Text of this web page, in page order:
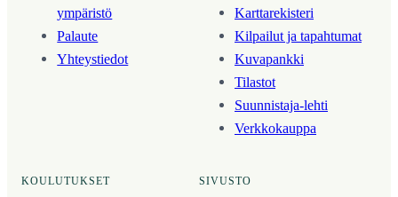
ympäristö
Palaute
Yhteystiedot
Karttarekisteri
Kilpailut ja tapahtumat
Kuvapankki
Tilastot
Suunnistaja-lehti
Verkkokauppa
KOULUTUKSET SIVUSTO